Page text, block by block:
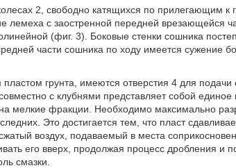
2, свободно катящихся по прилегающим к
лемеха с заостренной передней врезающейся
(фиг. 3). Боковые стенки сошника
части сошника по ходу имеется сужение
грунта, имеются отверстия 4 для подачи
с клубнями представляет собой
мелкие фракции. Необходимо максимально
Это достигается тем, что пласт
воздух, подаваемый в места
его вверх, продолжая процесс дробления и
смазки.